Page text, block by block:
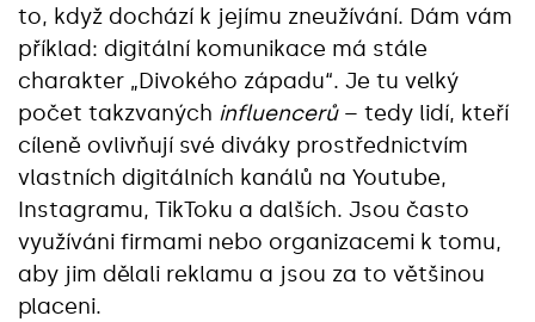
to, když dochází k jejímu zneužívání. Dám vám
příklad: digitální komunikace má stále
charakter „Divokého západu“. Je tu velký
počet takzvaných influencerů– tedy lidí, kteří
cíleně ovlivňují své diváky prostřednictvím
vlastních digitálních kanálů na Youtube,
Instagramu, TikToku a dalších. Jsou často
využíváni firmami nebo organizacemi k tomu,
aby jim dělali reklamu a jsou za to většinou
placeni.